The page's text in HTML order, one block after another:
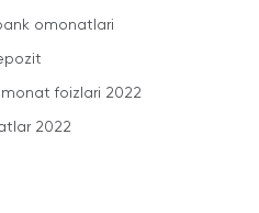
omonatlari
foizlari 2022
2022